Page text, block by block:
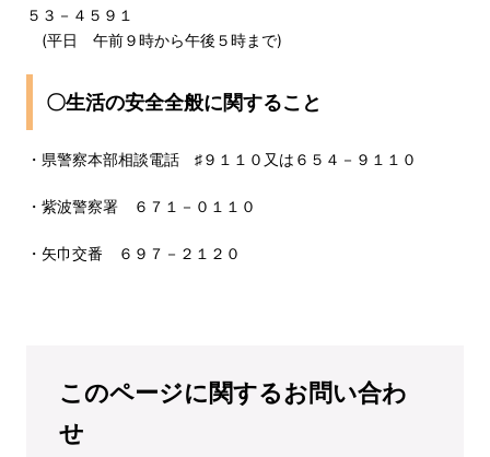
５３－４５９１
(平日 午前９時から午後５時まで)
〇生活の安全全般に関すること
・県警察本部相談電話 ♯９１１０又は６５４－９１１０
・紫波警察署 ６７１－０１１０
・矢巾交番 ６９７－２１２０
このページに関するお問い合わ
せ